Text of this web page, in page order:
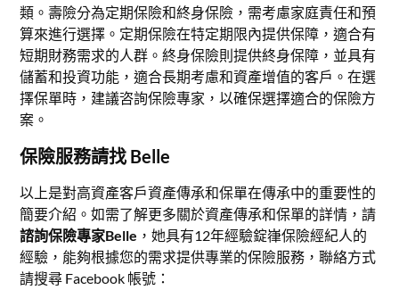
類。壽險分為定期保險和終身保險，需考慮家庭責任和預
算來進行選擇。定期保險在特定期限內提供保障，適合有
短期財務需求的人群。終身保險則提供終身保障，並具有
儲蓄和投資功能，適合長期考慮和資產增值的客戶。在選
擇保單時，建議咨詢保險專家，以確保選擇適合的保險方
案。
保險服務請找 Belle
以上是對高資產客戶資產傳承和保單在傳承中的重要性的
簡要介紹。如需了解更多關於資產傳承和保單的詳情，請
諮詢保險專家Belle ，她具有12年經驗錠嵂保險經紀人的
經驗，能夠根據您的需求提供專業的保險服務，聯絡方式
請搜尋 Facebook 帳號：